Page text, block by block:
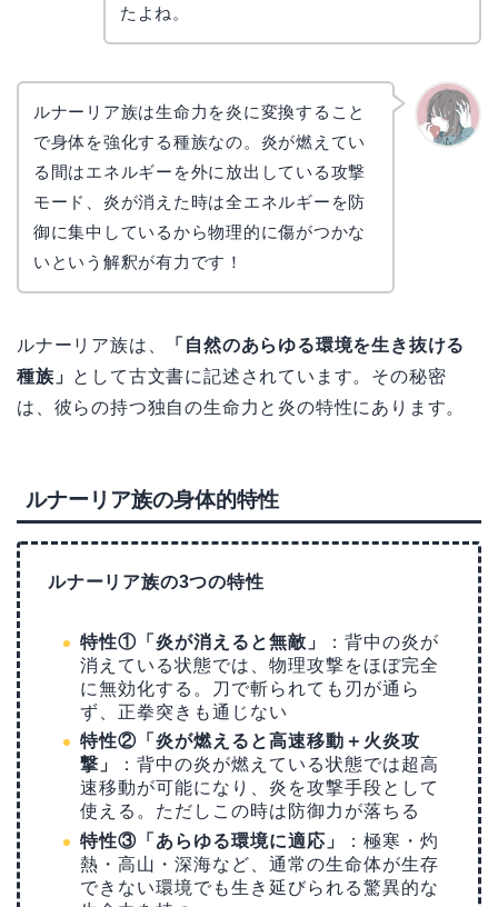
たよね。
ルナーリア族は生命力を炎に変換すること
で身体を強化する種族なの。炎が燃えてい
る間はエネルギーを外に放出している攻撃
モード、炎が消えた時は全エネルギーを防
御に集中しているから物理的に傷がつかな
いという解釈が有力です！
ルナーリア族は、
「自然のあらゆる環境を生き抜ける
種族」 として古文書に記述されています。その秘密
は、彼らの持つ独自の生命力と炎の特性にあります。
ルナーリア族の身体的特性
ルナーリア族の3つの特性
特性①「炎が消えると無敵」
：背中の炎が
消えている状態では、物理攻撃をほぼ完全
に無効化する。刀で斬られても刃が通ら
ず、正拳突きも通じない
特性②「炎が燃えると高速移動＋火炎攻
撃」
：背中の炎が燃えている状態では超高
速移動が可能になり、炎を攻撃手段として
使える。ただしこの時は防御力が落ちる
特性③「あらゆる環境に適応」
：極寒・灼
熱・高山・深海など、通常の生命体が生存
できない環境でも生き延びられる驚異的な